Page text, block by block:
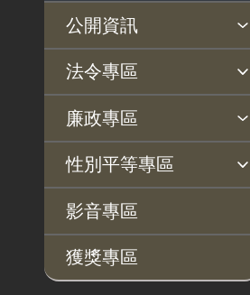
公開資訊
主動公開政府資訊專區
法律及法規命令
解釋性規定及裁量基
準
政府機關資訊
行政指導有關文書
施政計畫、業務統計
及研究報告
個人資料保護專區
Open Data專區
出版品專區
雙語詞彙專區
生態檢核專區
用地取得行政透明專區
用地公告
用地法規
徵收案件資訊
臺鐵局撥入資產債務基金
專區
法令專區
法令查詢
解釋性規定及裁量基準
法令英譯徵集意見專區
訴願文件下載
相關實務判解
相關網站資源
廉政專區
揭弊者保護專區
廉政訊息
利益衝突迴避園地
公務員廉政倫理規範
公職人員財產申報園地
廉政檢舉管道
桃地計畫廉政平臺專網
桃地計畫
廉政平臺
啟動儀式及交流座談
性別平等專區
性別平等工作小組
宣傳事項
性別平等推動計畫
性別平等統計分析
性別平等影響評估
性騷擾防治
相關網站
影音專區
獲獎專區